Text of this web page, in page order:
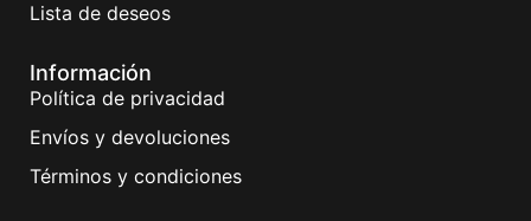
Lista de deseos
Información
Política de privacidad
Envíos y devoluciones
Términos y condiciones